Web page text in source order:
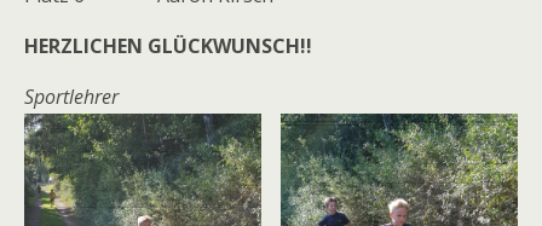
HERZLICHEN GLÜCKWUNSCH!!
Sportlehrer